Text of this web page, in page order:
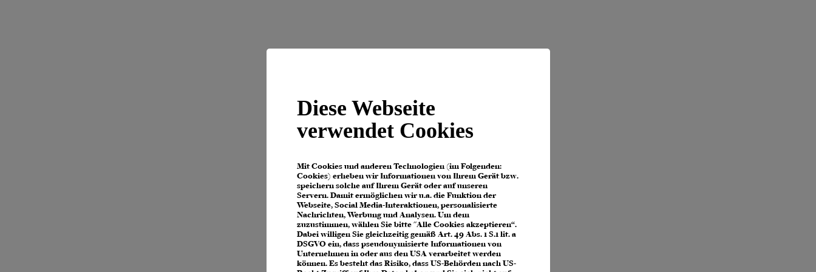
Diese Webseite
verwendet Cookies
Mit Cookies und anderen Technologien (im Folgenden:
Cookies) erheben wir Informationen von Ihrem Gerät bzw.
speichern solche auf Ihrem Gerät oder auf unseren
Servern. Damit ermöglichen wir u.a. die Funktion der
Webseite, Social Media-Interaktionen, personalisierte
Nachrichten, Werbung und Analysen. Um dem
zuzustimmen, wählen Sie bitte "Alle Cookies akzeptieren“.
Dabei willigen Sie gleichzeitig gemäß Art. 49 Abs. 1 S.1 lit. a
DSGVO ein, dass pseudonymisierte Informationen von
Unternehmen in oder aus den USA verarbeitet werden
können. Es besteht das Risiko, dass US-Behörden nach US-